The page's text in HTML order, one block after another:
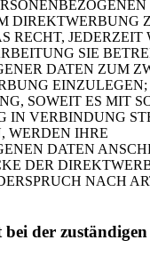
DIREKTWERBUNG
RECHT, JEDERZEIT
SIE
DATEN ZUM
SOWEIT ES MIT
IN VERBINDUNG
WERDEN IHRE
DATEN
DER
NACH
bei der